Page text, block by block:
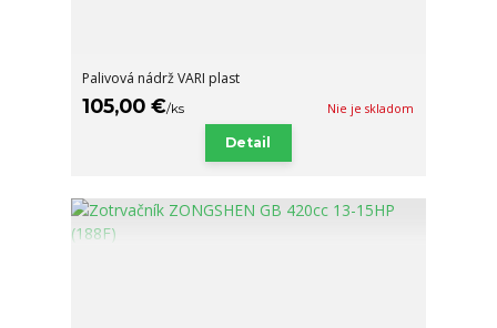
Palivová nádrž VARI plast
105,00 €/ks Nie je skladom
Detail